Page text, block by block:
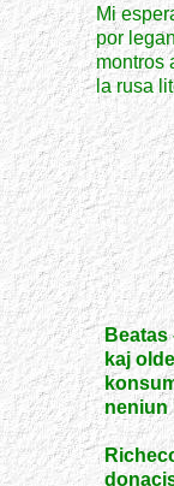
Mi
por
montros
la rusa
Beatas
kaj
neniun